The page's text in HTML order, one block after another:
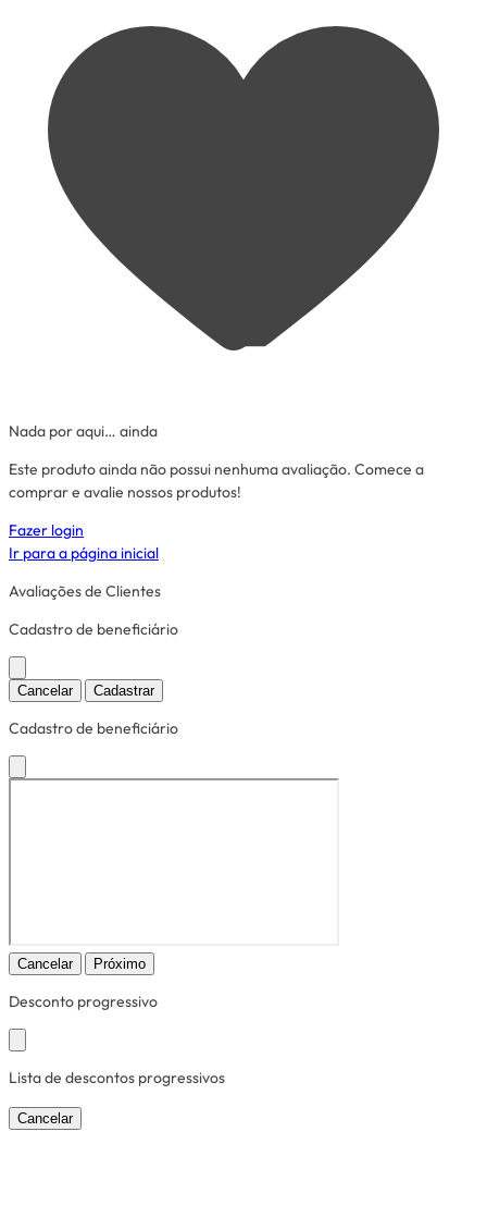
Nada por aqui… ainda
Este produto ainda não possui nenhuma avaliação. Comece a
comprar e avalie nossos produtos!
Fazer login
Ir para a página inicial
Avaliações de Clientes
Cadastro de beneficiário
Cancelar Cadastrar
Cadastro de beneficiário
Cancelar Próximo
Desconto progressivo
Lista de descontos progressivos
Cancelar